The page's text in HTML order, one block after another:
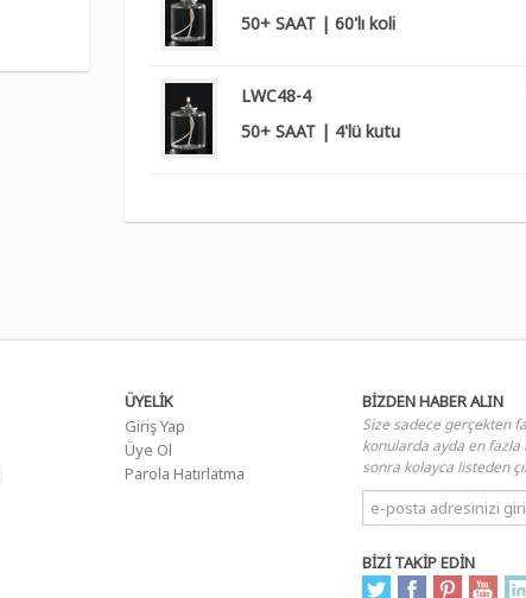
50+ SAAT | 60'lı koli
LWC48-4
50+ SAAT | 4'lü kutu
ÜYELİK
Giriş Yap
Üye Ol
Parola Hatırlatma
BİZDEN HABER ALIN
Size sadece gerçekten
konularda ayda en
sonra kolayca listeden
BİZİ TAKİP EDİN